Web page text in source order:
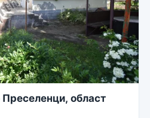
област